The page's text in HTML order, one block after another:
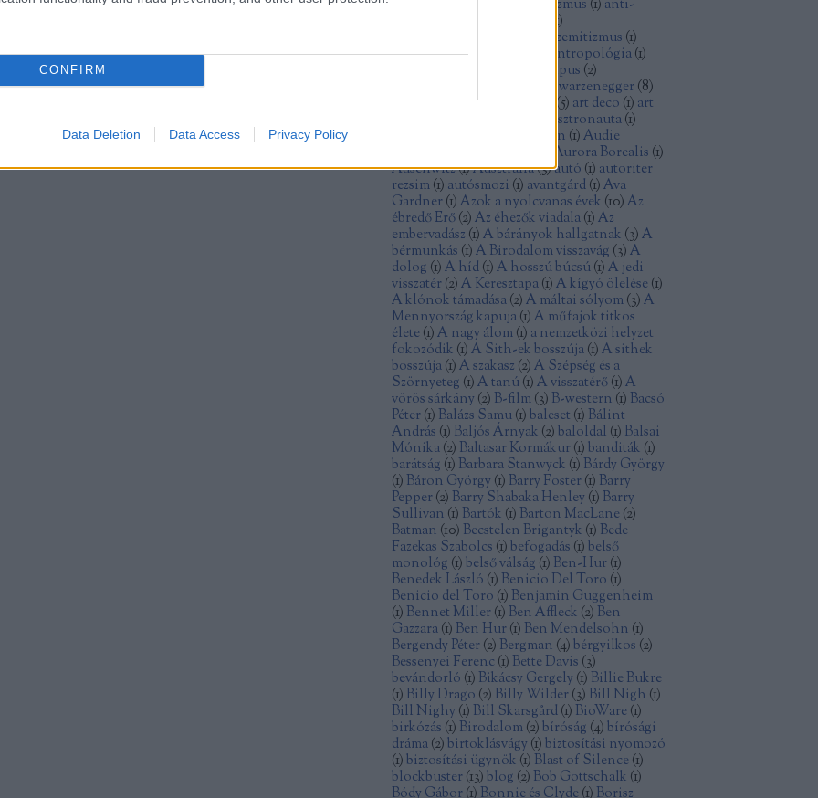
CONFIRM
Data Deletion Data Access Privacy Policy
anti-kapitalizmus (1) anti-
1)
antiszemitizmus (1)
antiutópia(1) antropológia(1)
archetípus (2)
Arnold Schwarzenegger(8)
ártatlanság(1)Arthur Penn (5) art deco (1) art
asztronauta(1)
Atom Egoyan (1)Audie
Aurora Borealis (1)
Auschwitz(1)Ausztrália(3)autó (1) autoriter
rezsim(1) autósmozi (1) avantgárd(1)Ava
Gardner(1)Azok a nyolcvanas évek (10)Az
ébredő Erő(2)Az éhezők viadala(1)Az
embervadász (1)A bárányok hallgatnak (3)A
bérmunkás (1)A Birodalom visszavág (3)A
dolog (1)A híd(1)A hosszú búcsú(1)A jedi
visszatér(2)A Keresztapa(1)A kígyó ölelése (1)
A klónok támadása(2)A máltai sólyom(3)A
Mennyország kapuja(1)A műfajok titkos
élete (1)A nagy álom(1) a nemzetközi helyzet
fokozódik (1)A Sith-ek bosszúja(1)A sithek
bosszúja(1)A szakasz (2)A Szépség és a
Szörnyeteg (1)A tanú(1)A visszatérő(1)A
vörös sárkány (2) B-film(3) B-western (1) Bacsó
Péter(1) Balázs Samu(1)baleset (1) Bálint
András (1) Baljós Árnyak (2)baloldal (1) Balsai
Mónika(2) Baltasar Kormákur(1)banditák (1)
barátság (1) Barbara Stanwyck (1) Bárdy György
(1) Báron György (1) Barry Foster(1) Barry
Pepper(2) Barry Shabaka Henley (1) Barry
Sullivan (1) Bartók (1) Barton MacLane (2)
Batman (10) Becstelen Brigantyk (1) Bede
Fazekas Szabolcs (1)befogadás (1)belső
monológ (1)belső válság (1) Ben-Hur(1)
Benedek László (1) Benicio Del Toro (1)
Benicio del Toro (1) Benjamin Guggenheim
(1) Bennet Miller(1) Ben Affleck (2) Ben
Gazzara(1) Ben Hur(1) Ben Mendelsohn (1)
Bergendy Péter(2) Bergman (4)bérgyilkos (2)
Bessenyei Ferenc (1) Bette Davis (3)
bevándorló (1) Bikácsy Gergely (1) Billie Bukre
(1) Billy Drago (2) Billy Wilder(3) Bill Nigh (1)
Bill Nighy (1) Bill Skarsgård(1) BioWare (1)
birkózás (1) Birodalom(2)bíróság (4)bírósági
dráma(2)birtoklásvágy (1)biztosítási nyomozó
(1)biztosítási ügynök (1) Blast of Silence (1)
blockbuster(13)blog (2) Bob Gottschalk (1)
Bódy Gábor(1) Bonnie és Clyde (1) Borisz